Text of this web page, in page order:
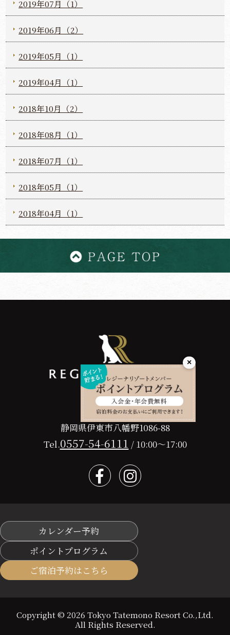
2019年07月（1）
2019年06月（2）
2019年05月（1）
2019年04月（1）
2018年10月（2）
2018年08月（1）
2018年07月（1）
2018年05月（1）
2018年04月（1）
〒413-0232
静岡県伊東市八幡野1086-88
Tel.0557-54-6111 / 10:00～17:00
カレンダー予約
ポイントプログラム
ご宿泊予約はこちら
Copyright © 2026 Tokyo Tatemono Resort Co.,Ltd.
All Rights Reserved.
×